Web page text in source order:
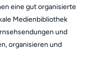
eine gut organisierte
Medienbibliothek
und
organisieren und